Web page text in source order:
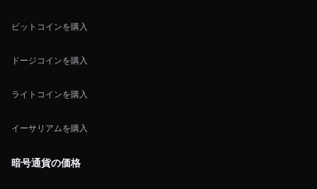
ビットコインを購入
ドージコインを購入
ライトコインを購入
イーサリアムを購入
暗号通貨の価格